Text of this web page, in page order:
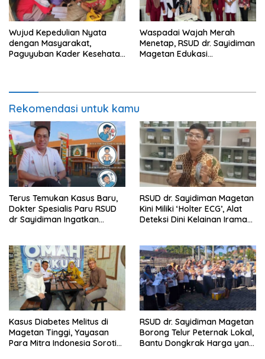
Wujud Kepedulian Nyata
dengan Masyarakat,
Paguyuban Kader Kesehatan
Waspadai Wajah Merah
Menetap, RSUD dr. Sayidiman
Magetan Edukasi
Rekomendasi untuk kamu
Terus Temukan Kasus Baru,
Dokter Spesialis Paru RSUD
dr Sayidiman Ingatkan
RSUD dr. Sayidiman Magetan
Kini Miliki ‘Holter ECG’, Alat
Deteksi Dini Kelainan Irama
Kasus Diabetes Melitus di
Magetan Tinggi, Yayasan
Para Mitra Indonesia Soroti
RSUD dr. Sayidiman Magetan
Borong Telur Peternak Lokal,
Bantu Dongkrak Harga yang